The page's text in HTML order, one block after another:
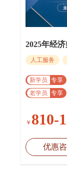
2025年经
人工服务
新学员 专享
老学员 专享
￥ 810-
优惠